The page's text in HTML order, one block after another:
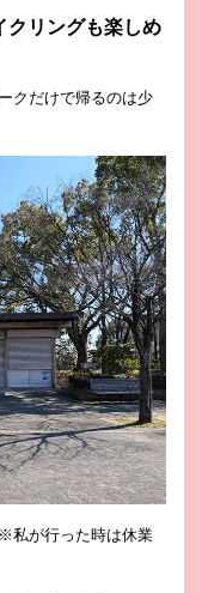
クリングも楽しめ
クだけで帰るのは少
私が行った時は休業